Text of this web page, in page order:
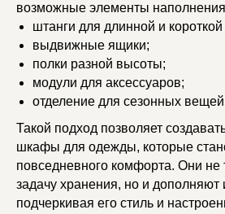
возможные элементы
штанги для длинной и
выдвижные ящики;
полки разной высоты;
модули для аксессуаров;
отделение для сезонных
Такой подход позволяет
шкафы для одежды, которые
повседневного комфорта. Они не
задачу хранения, но и дополняют
подчеркивая его стиль и
или найдите нас в соцсетях
Имя*
Телефон*
Я согласен наобработку персональных данных